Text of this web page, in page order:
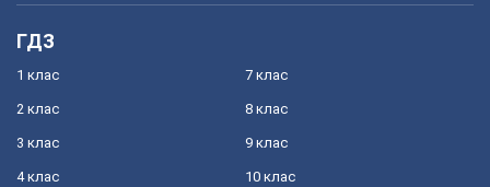
ГДЗ
1 клас
2 клас
3 клас
4 клас
7 клас
8 клас
9 клас
10 клас